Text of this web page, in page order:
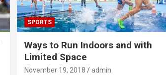
SPORTS
Ways to Run Indoors and with
Limited Space
November 19, 2018 admin